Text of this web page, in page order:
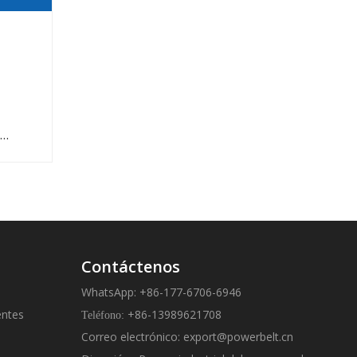
Correas V de enlace PU de alto rendimiento
Contáctenos
WhatsApp: +86-177-6706-6946
Teléfono: +86-13989621708
Correo electrónico: export@powerbelt.cn